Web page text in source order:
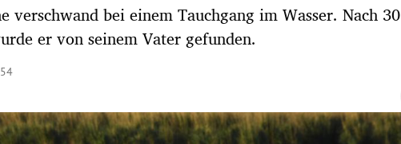
verschwand bei einem Tauchgang im Wasser. Nach 30
er von seinem Vater gefunden.
öffnen/schließen